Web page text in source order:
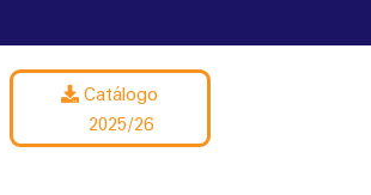
Catálogo
2025/26